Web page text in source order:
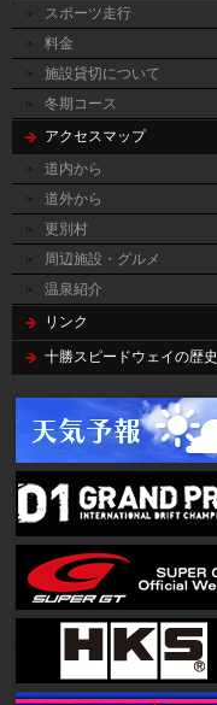
スポーツ走行
料金
施設貸切について
冬期コース
アクセスマップ
道内から
道外から
更別村
周辺施設・グルメ
温泉紹介
リンク
十勝スピードウェイの歴史